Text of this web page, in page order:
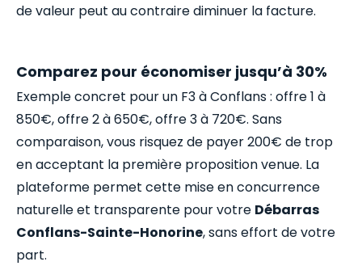
de valeur peut au contraire diminuer la facture.
Comparez pour économiser jusqu’à 30%
Exemple concret pour un F3 à Conflans : offre 1 à
850€, offre 2 à 650€, offre 3 à 720€. Sans
comparaison, vous risquez de payer 200€ de trop
en acceptant la première proposition venue. La
plateforme permet cette mise en concurrence
naturelle et transparente pour votre Débarras
Conflans-Sainte-Honorine, sans effort de votre
part.